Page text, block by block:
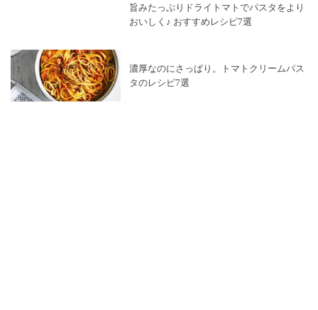
旨みたっぷりドライトマトでパスタをより
おいしく♪ おすすめレシピ7選
濃厚なのにさっぱり。トマトクリームパス
タのレシピ7選